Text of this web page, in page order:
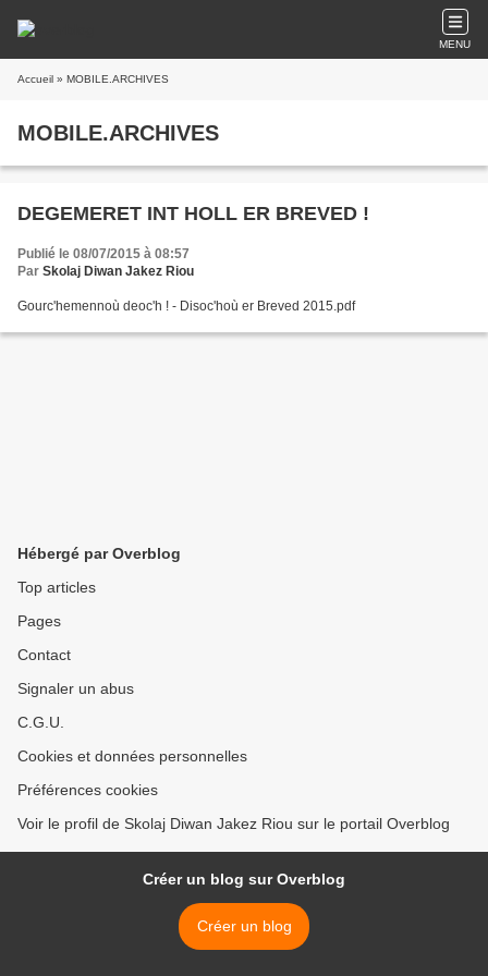
MENU
Accueil » MOBILE.ARCHIVES
MOBILE.ARCHIVES
DEGEMERET INT HOLL ER BREVED !
Publié le 08/07/2015 à 08:57
Par Skolaj Diwan Jakez Riou
Gourc'hemennoù deoc'h ! - Disoc'hoù er Breved 2015.pdf
Hébergé par Overblog
Top articles
Pages
Contact
Signaler un abus
C.G.U.
Cookies et données personnelles
Préférences cookies
Voir le profil de Skolaj Diwan Jakez Riou sur le portail Overblog
Créer un blog sur Overblog
Créer un blog